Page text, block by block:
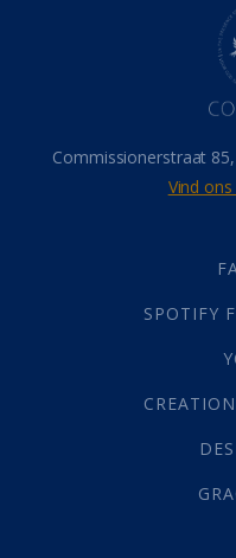
Hemel
Israel
Gebed(87)
Die
God(392)
Almag
Commissionerstraat
Vind
SPOTIFY